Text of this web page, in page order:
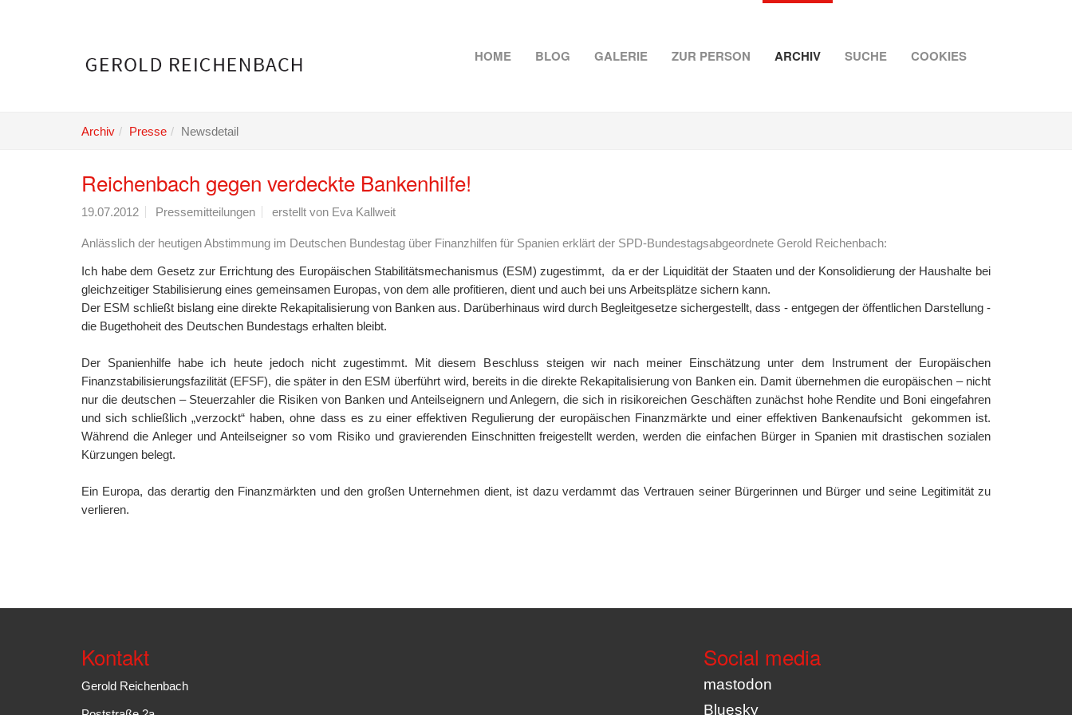
HOME BLOG GALERIE ZUR PERSON ARCHIV SUCHE COOKIES
Archiv Presse Newsdetail
Reichenbach gegen verdeckte Bankenhilfe!
19.07.2012 Pressemitteilungen erstellt von Eva Kallweit
Anlässlich der heutigen Abstimmung im Deutschen Bundestag über Finanzhilfen für Spanien erklärt der SPD-Bundestagsabgeordnete Gerold Reichenbach:
Ich habe dem Gesetz zur Errichtung des Europäischen Stabilitätsmechanismus (ESM) zugestimmt, da er der Liquidität der Staaten und der Konsolidierung der Haushalte bei
gleichzeitiger Stabilisierung eines gemeinsamen Europas, von dem alle profitieren, dient und auch bei uns Arbeitsplätze sichern kann.
Der ESM schließt bislang eine direkte Rekapitalisierung von Banken aus. Darüberhinaus wird durch Begleitgesetze sichergestellt, dass - entgegen der öffentlichen Darstellung -
die Bugethoheit des Deutschen Bundestags erhalten bleibt.
Der Spanienhilfe habe ich heute jedoch nicht zugestimmt. Mit diesem Beschluss steigen wir nach meiner Einschätzung unter dem Instrument der Europäischen
Finanzstabilisierungsfazilität (EFSF), die später in den ESM überführt wird, bereits in die direkte Rekapitalisierung von Banken ein. Damit übernehmen die europäischen – nicht
nur die deutschen – Steuerzahler die Risiken von Banken und Anteilseignern und Anlegern, die sich in risikoreichen Geschäften zunächst hohe Rendite und Boni eingefahren
und sich schließlich „verzockt“ haben, ohne dass es zu einer effektiven Regulierung der europäischen Finanzmärkte und einer effektiven Bankenaufsicht gekommen ist.
Während die Anleger und Anteilseigner so vom Risiko und gravierenden Einschnitten freigestellt werden, werden die einfachen Bürger in Spanien mit drastischen sozialen
Kürzungen belegt.
Ein Europa, das derartig den Finanzmärkten und den großen Unternehmen dient, ist dazu verdammt das Vertrauen seiner Bürgerinnen und Bürger und seine Legitimität zu
verlieren.
Kontakt
Gerold Reichenbach
Social media
mastodon
Bluesky